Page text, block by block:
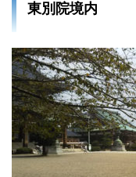
東別院境内